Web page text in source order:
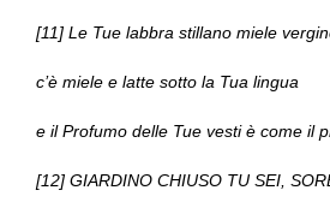
[11] Le Tue labbra stillano miele
c’è miele e latte sotto la Tua lingua
e il Profumo delle Tue vesti è come il
[12] GIARDINO CHIUSO TU SEI,